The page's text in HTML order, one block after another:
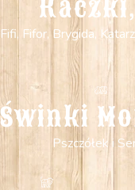
Fifi, Fifor, Brygida,
Świnki
Pszczółek i